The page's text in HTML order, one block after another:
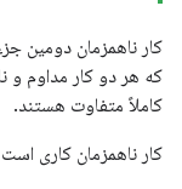
کار ناهمزمان دومین
که هر دو کار مداوم و
کاملاً متفاوت هستند.
کار ناهمزمان کاری